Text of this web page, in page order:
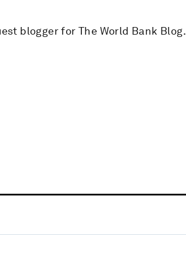
blogger for The World Bank Blog.